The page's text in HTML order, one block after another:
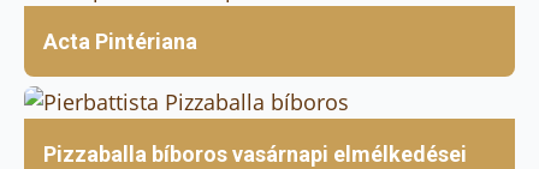
Acta Pintériana
Pizzaballa bíboros vasárnapi elmélkedései